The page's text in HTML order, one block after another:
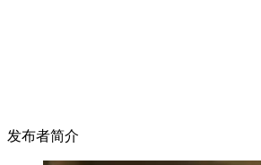
发布者简介